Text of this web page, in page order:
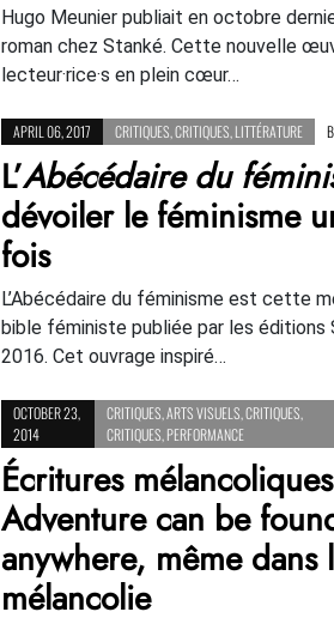
Hugo Meunier publiait en octobre
roman chez Stanké. Cette nouvelle
lecteur·rice·s en plein cœur…
APRIL 06, 2017 CRITIQUES ,CRITIQUES LITTÉRATURE
L’Abécédaire du
dévoiler le féminisme
fois
L’Abécédaire du féminisme est cette
bible féministe publiée par les éditions
2016. Cet ouvrage inspiré…
OCTOBER 23,
2014
CRITIQUES ,ARTS VISUELS ,CRITIQUES
CRITIQUES PERFORMANCE
Écritures
Adventure can be
anywhere, même dans
mélancolie